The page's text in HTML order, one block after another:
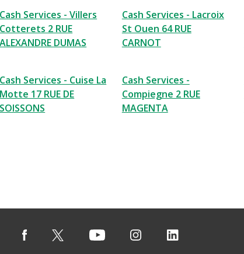
Cash Services - Villers
Cotterets 2 RUE
ALEXANDRE DUMAS
Cash Services - Lacroix
St Ouen 64 RUE
CARNOT
Cash Services - Cuise La
Motte 17 RUE DE
SOISSONS
Cash Services -
Compiegne 2 RUE
MAGENTA